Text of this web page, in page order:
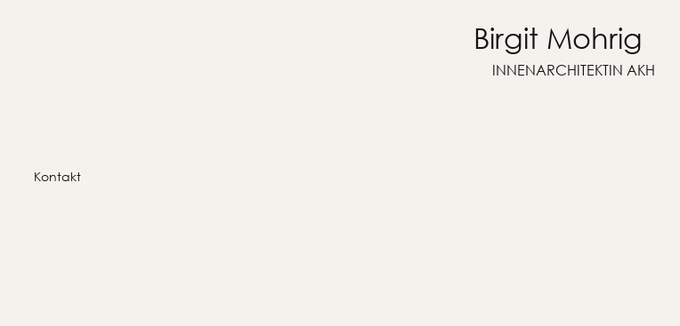
Kontakt
Birgit Mohrig
INNENARCHITEKTIN AKH